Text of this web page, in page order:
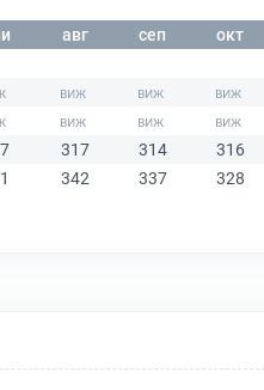
авг сеп окт
317 314 316
342 337 328